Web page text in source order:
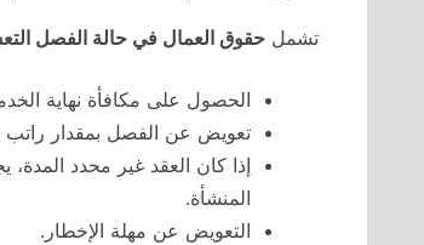
تشمل حقوق العمال في حالة الفصل
الحصول على مكافأة نهاية
تعويض عن الفصل بمقدار
المنشأة.
التعويض عن مهلة الإخطار.